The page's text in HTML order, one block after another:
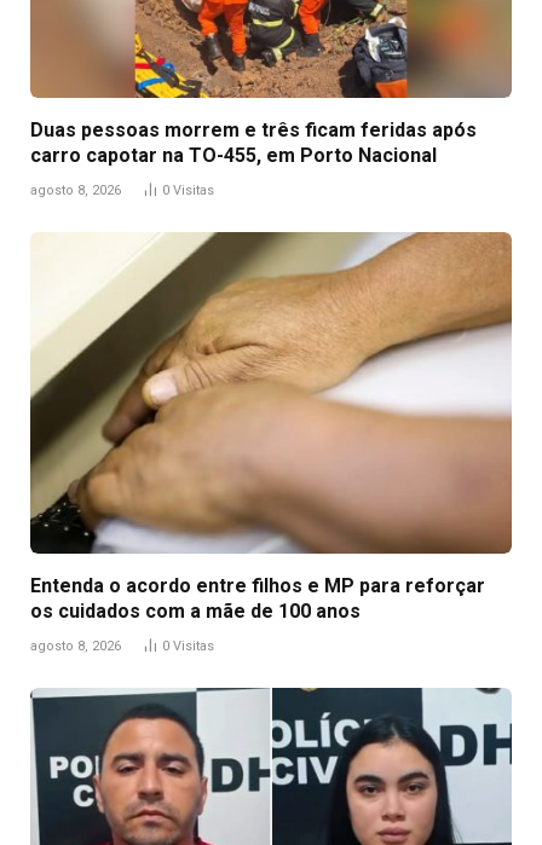
Duas pessoas morrem e três ficam feridas após
carro capotar na TO-455, em Porto Nacional
agosto 8, 2026 0 Visitas
Entenda o acordo entre filhos e MP para reforçar
os cuidados com a mãe de 100 anos
agosto 8, 2026 0 Visitas